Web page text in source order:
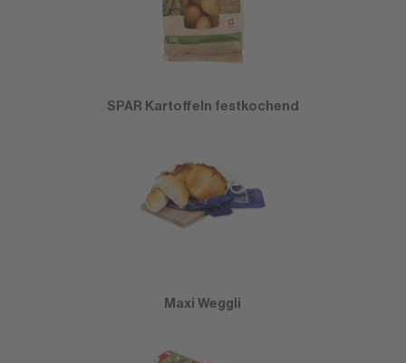
SPAR Kartoffeln festkochend
Maxi Weggli